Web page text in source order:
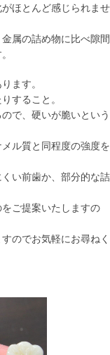
ほとんど感じられませ
属の詰め物に比べ隙間
ます。
すること。
で、硬いが脆いという
ル質と同程度の強度を
い前歯か、部分的な詰
ご提案いたしますの
のでお気軽にお尋ねく